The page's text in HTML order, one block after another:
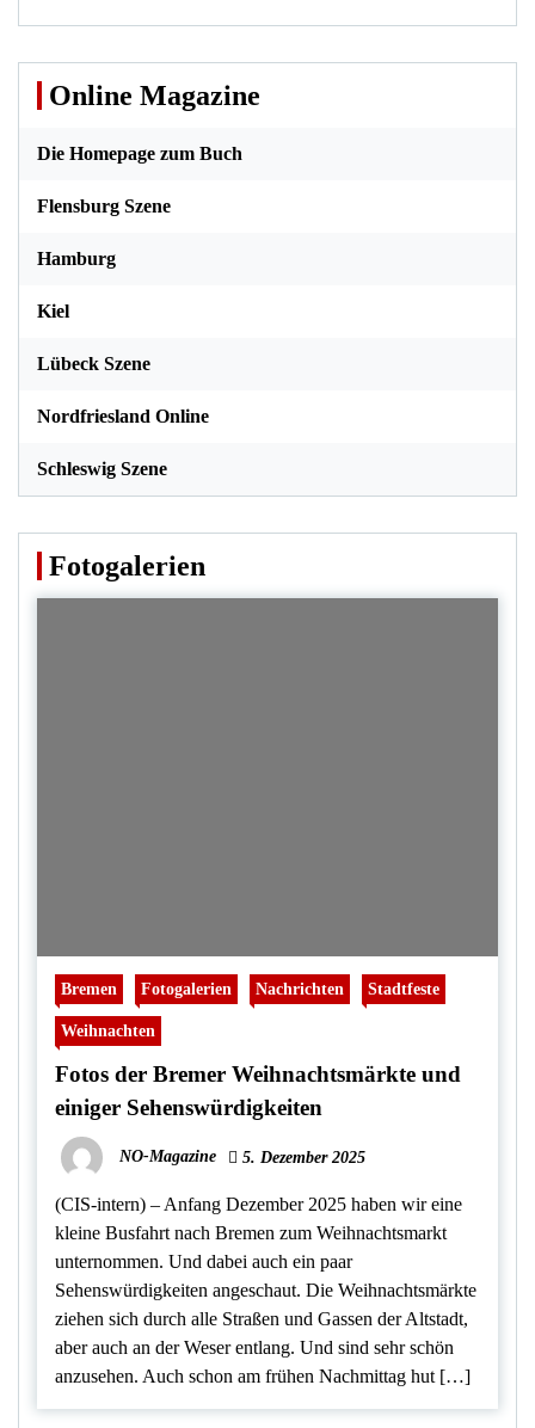
Online Magazine
Die Homepage zum Buch
Flensburg Szene
Hamburg
Kiel
Lübeck Szene
Nordfriesland Online
Schleswig Szene
Fotogalerien
Bremen Fotogalerien Nachrichten Stadtfeste
Weihnachten
Fotos der Bremer Weihnachtsmärkte und
einiger Sehenswürdigkeiten
NO-Magazine 5. Dezember 2025
(CIS-intern) – Anfang Dezember 2025 haben wir eine
kleine Busfahrt nach Bremen zum Weihnachtsmarkt
unternommen. Und dabei auch ein paar
Sehenswürdigkeiten angeschaut. Die Weihnachtsmärkte
ziehen sich durch alle Straßen und Gassen der Altstadt,
aber auch an der Weser entlang. Und sind sehr schön
anzusehen. Auch schon am frühen Nachmittag hut […]